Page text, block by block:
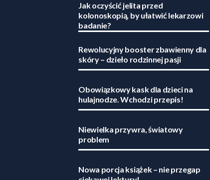
Jak oczyścić jelita przed
kolonoskopią, by ułatwić lekarzowi
badanie?
Rewolucyjny booster zbawienny dla
skóry – dzieło rodzinnej pasji
Obowiązkowy kask dla dzieci na
hulajnodze. Wchodzi przepis!
Niewielka przywra, światowy
problem
Nowa porcja książek – nie przegap